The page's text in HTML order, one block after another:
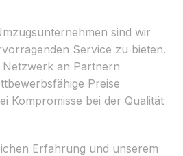
sind wir
Service zu bieten.
an Partnern
Preise
Kompromisse bei der Qualität
Erfahrung und unserem